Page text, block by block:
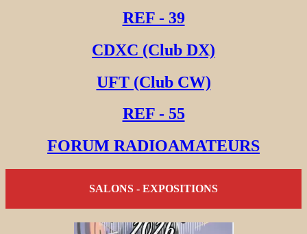
REF - 39
CDXC (Club DX)
UFT (Club CW)
REF - 55
FORUM RADIOAMATEURS
SALONS - EXPOSITIONS